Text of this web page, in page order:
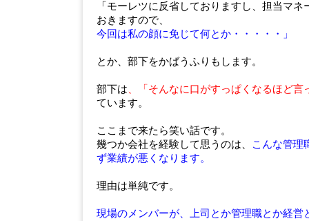
「モーレツに反省しておりますし、担当マ
おきますので、
今回は私の顔に免じて何とか・・・・・」
とか、部下をかばうふりもします。
部下は 、「そんなに口がすっぱくなるほど
ています。
ここまで来たら笑い話です。
幾つか会社を経験して思うのは、
こんな管理
ず業績が悪くなります。
理由は単純です。
現場のメンバーが、上司とか管理職とか経営